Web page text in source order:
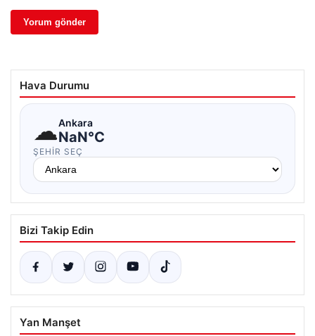
Hava Durumu
☁Ankara
NaN°C
ŞEHIR SEÇ
Bizi Takip Edin
Yan Manşet